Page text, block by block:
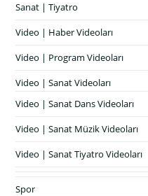
Sanat | Tiyatro
Video | Haber Videoları
Video | Program Videoları
Video | Sanat Videoları
Video | Sanat Dans Videoları
Video | Sanat Müzik Videoları
Video | Sanat Tiyatro Videoları
Spor